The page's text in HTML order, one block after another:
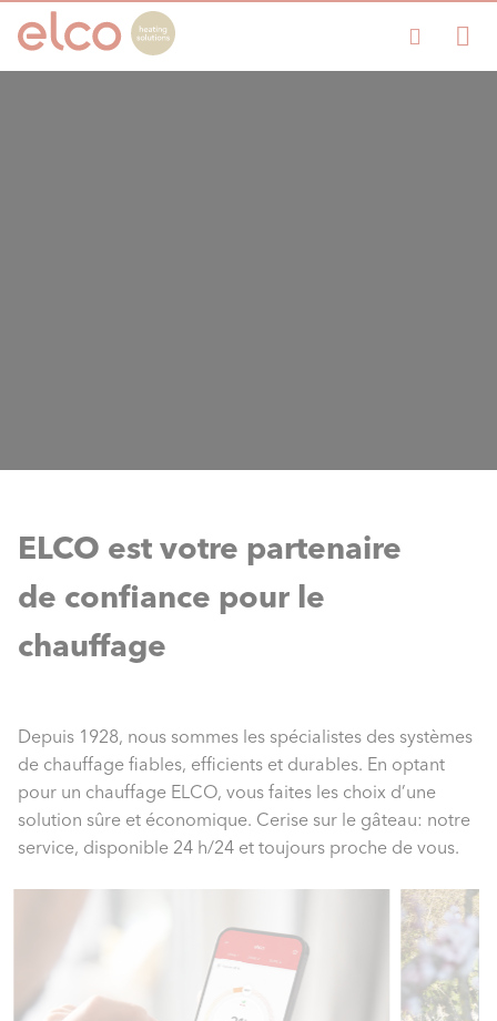
ELCO est votre partenaire
de confiance pour le
chauffage
Depuis 1928, nous sommes les spécialistes des systèmes
de chauffage fiables, efficients et durables. En optant
pour un chauffage ELCO, vous faites les choix d’une
solution sûre et économique. Cerise sur le gâteau: notre
service, disponible 24 h/24 et toujours proche de vous.